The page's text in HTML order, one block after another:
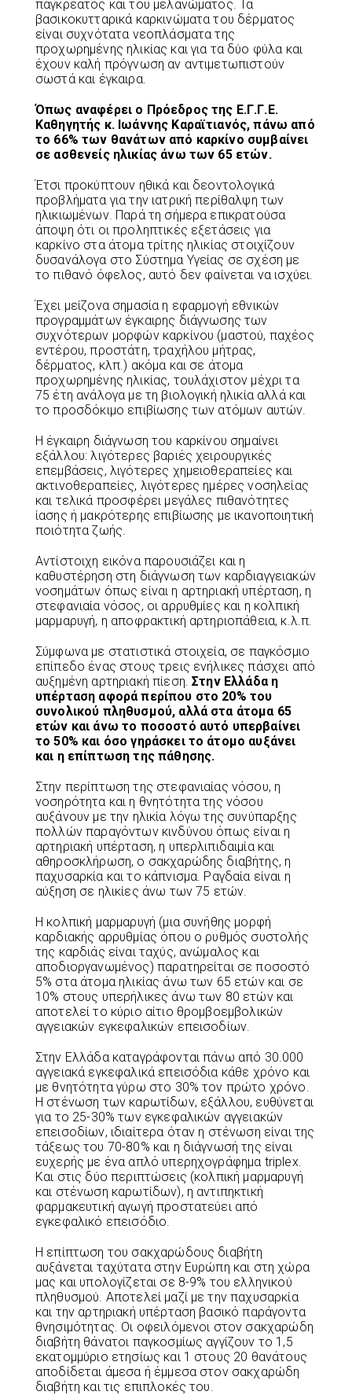
παγκρέατος και του μελανώματος. Τα
βασικοκυτταρικά καρκινώματα του δέρματος
είναι συχνότατα νεοπλάσματα της
προχωρημένης ηλικίας και για τα δύο φύλα και
έχουν καλή πρόγνωση αν αντιμετωπιστούν
σωστά και έγκαιρα.
Όπως αναφέρει ο Πρόεδρος της Ε.Γ.Γ.Ε.
Καθηγητής κ. Ιωάννης Καραϊτιανός, πάνω από
το 66% των θανάτων από καρκίνο συμβαίνει
σε ασθενείς ηλικίας άνω των 65 ετών.
Έτσι προκύπτουν ηθικά και δεοντολογικά
προβλήματα για την ιατρική περίθαλψη των
ηλικιωμένων. Παρά τη σήμερα επικρατούσα
άποψη ότι οι προληπτικές εξετάσεις για
καρκίνο στα άτομα τρίτης ηλικίας στοιχίζουν
δυσανάλογα στο Σύστημα Υγείας σε σχέση με
το πιθανό όφελος, αυτό δεν φαίνεται να ισχύει.
Έχει μείζονα σημασία η εφαρμογή εθνικών
προγραμμάτων έγκαιρης διάγνωσης των
συχνότερων μορφών καρκίνου (μαστού, παχέος
εντέρου, προστάτη, τραχήλου μήτρας,
δέρματος, κλπ.) ακόμα και σε άτομα
προχωρημένης ηλικίας, τουλάχιστον μέχρι τα
75 έτη ανάλογα με τη βιολογική ηλικία αλλά και
το προσδόκιμο επιβίωσης των ατόμων αυτών.
Η έγκαιρη διάγνωση του καρκίνου σημαίνει
εξάλλου: λιγότερες βαριές χειρουργικές
επεμβάσεις, λιγότερες χημειοθεραπείες και
ακτινοθεραπείες, λιγότερες ημέρες νοσηλείας
και τελικά προσφέρει μεγάλες πιθανότητες
ίασης ή μακρότερης επιβίωσης με ικανοποιητική
ποιότητα ζωής.
Αντίστοιχη εικόνα παρουσιάζει και η
καθυστέρηση στη διάγνωση των καρδιαγγειακών
νοσημάτων όπως είναι η αρτηριακή υπέρταση, η
στεφανιαία νόσος, οι αρρυθμίες και η κολπική
μαρμαρυγή, η αποφρακτική αρτηριοπάθεια, κ.λ.π.
Σύμφωνα με στατιστικά στοιχεία, σε παγκόσμιο
επίπεδο ένας στους τρεις ενήλικες πάσχει από
αυξημένη αρτηριακή πίεση.Στην Ελλάδα η
υπέρταση αφορά περίπου στο 20% του
συνολικού πληθυσμού, αλλά στα άτομα 65
ετών και άνω το ποσοστό αυτό υπερβαίνει
το 50% και όσο γηράσκει το άτομο αυξάνει
και η επίπτωση της πάθησης.
Στην περίπτωση της στεφανιαίας νόσου, η
νοσηρότητα και η θνητότητα της νόσου
αυξάνουν με την ηλικία λόγω της συνύπαρξης
πολλών παραγόντων κινδύνου όπως είναι η
αρτηριακή υπέρταση, η υπερλιπιδαιμία και
αθηροσκλήρωση, ο σακχαρώδης διαβήτης, η
παχυσαρκία και το κάπνισμα. Ραγδαία είναι η
αύξηση σε ηλικίες άνω των 75 ετών.
Η κολπική μαρμαρυγή (μια συνήθης μορφή
καρδιακής αρρυθμίας όπου ο ρυθμός συστολής
της καρδιάς είναι ταχύς, ανώμαλος και
αποδιοργανωμένος) παρατηρείται σε ποσοστό
5% στα άτομα ηλικίας άνω των 65 ετών και σε
10% στους υπερήλικες άνω των 80 ετών και
αποτελεί το κύριο αίτιο θρομβοεμβολικών
αγγειακών εγκεφαλικών επεισοδίων.
Στην Ελλάδα καταγράφονται πάνω από 30.000
αγγειακά εγκεφαλικά επεισόδια κάθε χρόνο και
με θνητότητα γύρω στο 30% τον πρώτο χρόνο.
Η στένωση των καρωτίδων, εξάλλου, ευθύνεται
για το 25-30% των εγκεφαλικών αγγειακών
επεισοδίων, ιδιαίτερα όταν η στένωση είναι της
τάξεως του 70-80% και η διάγνωσή της είναι
ευχερής με ένα απλό υπερηχογράφημα triplex.
Και στις δύο περιπτώσεις (κολπική μαρμαρυγή
και στένωση καρωτίδων), η αντιπηκτική
φαρμακευτική αγωγή προστατεύει από
εγκεφαλικό επεισόδιο.
Η επίπτωση του σακχαρώδους διαβήτη
αυξάνεται ταχύτατα στην Ευρώπη και στη χώρα
μας και υπολογίζεται σε 8-9% του ελληνικού
πληθυσμού. Αποτελεί μαζί με την παχυσαρκία
και την αρτηριακή υπέρταση βασικό παράγοντα
θνησιμότητας. Οι οφειλόμενοι στον σακχαρώδη
διαβήτη θάνατοι παγκοσμίως αγγίζουν το 1,5
εκατομμύριο ετησίως και 1 στους 20 θανάτους
αποδίδεται άμεσα ή έμμεσα στον σακχαρώδη
διαβήτη και τις επιπλοκές του.